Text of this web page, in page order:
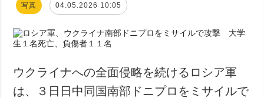
写真 04.05.2026 10:05
ウクライナへの全面侵略を続けるロシア軍
は、３日日中同国南部ドニプロをミサイルで